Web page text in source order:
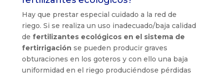
Hay que prestar especial cuidado a la red de
riego. Si se realiza un uso inadecuado/baja calidad
de fertilizantes ecológicos en el sistema de
fertirrigación se pueden producir graves
obturaciones en los goteros y con ello una baja
uniformidad en el riego produciéndose pérdidas